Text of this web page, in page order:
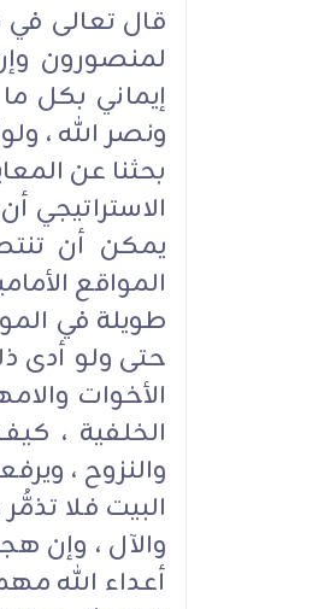
قال تعالى في
لمنصورون
إيماني بكل
ونصر الله ،
بحثنا عن
الاستراتيجي
يمكن أن
المواقع
طويلة في
حتى ولو أدى
الأخوات
الخلفية ،
والنزوح ،
البيت فلا
والآل ، وإن
أعداء الله